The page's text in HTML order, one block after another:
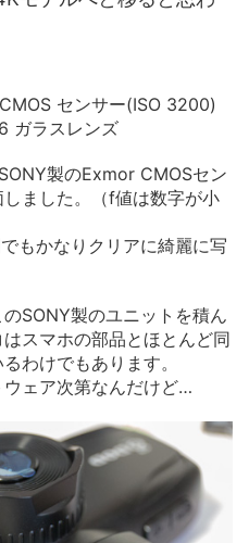
センサー(ISO 3200)
ガラスレンズ
製のExmor CMOSセン
ました。（f値は数字が小
もかなりクリアに綺麗に写
SONY製のユニットを積ん
スマホの部品とほとんど同
わけでもあります。
ェア次第なんだけど…